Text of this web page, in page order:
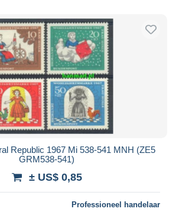
de verkoper
Republic 1967 Mi 538-541 MNH (ZE5
GRM538-541)
± US$ 0,85
Professioneel handelaar